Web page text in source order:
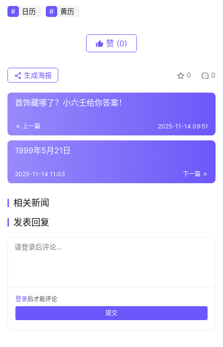
日历 黄历
赞 (0)
0 0
生成海报
首饰藏哪了？小六壬给你答案！
上一篇 2025-11-14 09:51
1999年5月21日
下一篇
2025-11-14 11:03
相关新闻
发表回复
请登录后评论...
登录后才能评论
提交